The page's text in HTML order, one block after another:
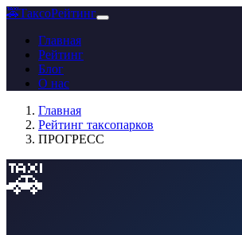
🚕ТаксоРейтинг
Главная
Рейтинг
Блог
О нас
Главная
Рейтинг таксопарков
ПРОГРЕСС
🚕